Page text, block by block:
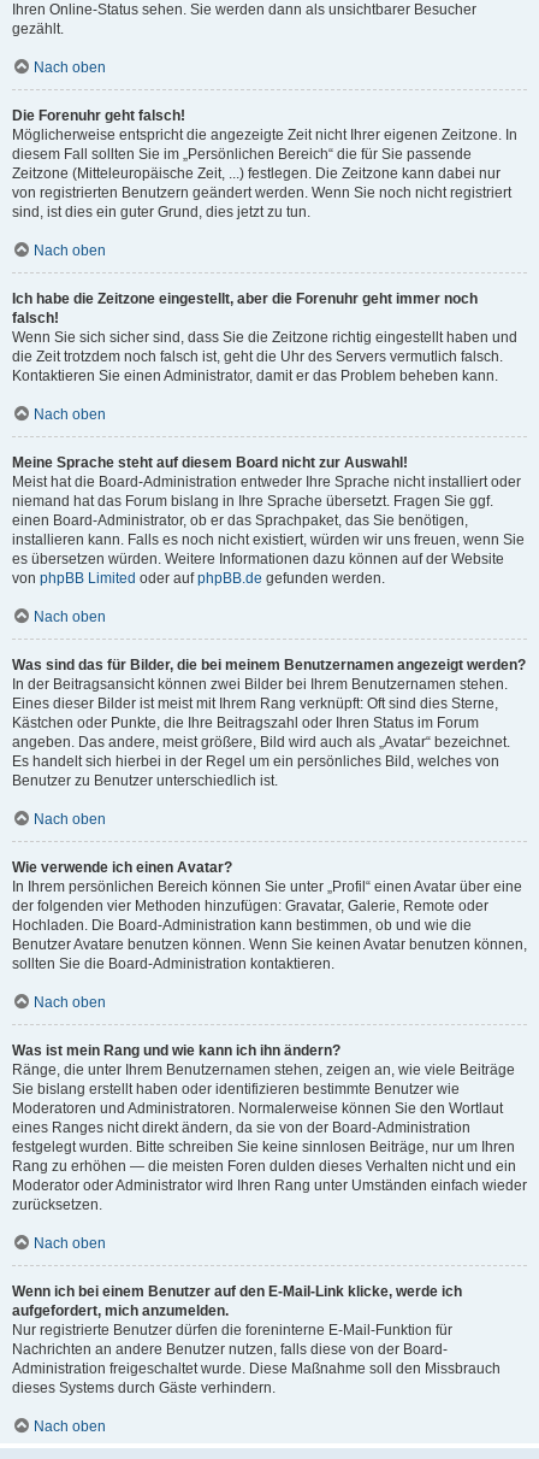
Ihren Online-Status sehen. Sie werden dann als unsichtbarer Besucher
gezählt.
Nach oben
Die Forenuhr geht falsch!
Möglicherweise entspricht die angezeigte Zeit nicht Ihrer eigenen Zeitzone. In
diesem Fall sollten Sie im „Persönlichen Bereich“ die für Sie passende
Zeitzone (Mitteleuropäische Zeit, ...) festlegen. Die Zeitzone kann dabei nur
von registrierten Benutzern geändert werden. Wenn Sie noch nicht registriert
sind, ist dies ein guter Grund, dies jetzt zu tun.
Nach oben
Ich habe die Zeitzone eingestellt, aber die Forenuhr geht immer noch
falsch!
Wenn Sie sich sicher sind, dass Sie die Zeitzone richtig eingestellt haben und
die Zeit trotzdem noch falsch ist, geht die Uhr des Servers vermutlich falsch.
Kontaktieren Sie einen Administrator, damit er das Problem beheben kann.
Nach oben
Meine Sprache steht auf diesem Board nicht zur Auswahl!
Meist hat die Board-Administration entweder Ihre Sprache nicht installiert oder
niemand hat das Forum bislang in Ihre Sprache übersetzt. Fragen Sie ggf.
einen Board-Administrator, ob er das Sprachpaket, das Sie benötigen,
installieren kann. Falls es noch nicht existiert, würden wir uns freuen, wenn Sie
es übersetzen würden. Weitere Informationen dazu können auf der Website
von phpBB Limited oder aufphpBB.de gefunden werden.
Nach oben
Was sind das für Bilder, die bei meinem Benutzernamen angezeigt werden?
In der Beitragsansicht können zwei Bilder bei Ihrem Benutzernamen stehen.
Eines dieser Bilder ist meist mit Ihrem Rang verknüpft: Oft sind dies Sterne,
Kästchen oder Punkte, die Ihre Beitragszahl oder Ihren Status im Forum
angeben. Das andere, meist größere, Bild wird auch als „Avatar“ bezeichnet.
Es handelt sich hierbei in der Regel um ein persönliches Bild, welches von
Benutzer zu Benutzer unterschiedlich ist.
Nach oben
Wie verwende ich einen Avatar?
In Ihrem persönlichen Bereich können Sie unter „Profil“ einen Avatar über eine
der folgenden vier Methoden hinzufügen: Gravatar, Galerie, Remote oder
Hochladen. Die Board-Administration kann bestimmen, ob und wie die
Benutzer Avatare benutzen können. Wenn Sie keinen Avatar benutzen können,
sollten Sie die Board-Administration kontaktieren.
Nach oben
Was ist mein Rang und wie kann ich ihn ändern?
Ränge, die unter Ihrem Benutzernamen stehen, zeigen an, wie viele Beiträge
Sie bislang erstellt haben oder identifizieren bestimmte Benutzer wie
Moderatoren und Administratoren. Normalerweise können Sie den Wortlaut
eines Ranges nicht direkt ändern, da sie von der Board-Administration
festgelegt wurden. Bitte schreiben Sie keine sinnlosen Beiträge, nur um Ihren
Rang zu erhöhen — die meisten Foren dulden dieses Verhalten nicht und ein
Moderator oder Administrator wird Ihren Rang unter Umständen einfach wieder
zurücksetzen.
Nach oben
Wenn ich bei einem Benutzer auf den E-Mail-Link klicke, werde ich
aufgefordert, mich anzumelden.
Nur registrierte Benutzer dürfen die foreninterne E-Mail-Funktion für
Nachrichten an andere Benutzer nutzen, falls diese von der Board-
Administration freigeschaltet wurde. Diese Maßnahme soll den Missbrauch
dieses Systems durch Gäste verhindern.
Nach oben